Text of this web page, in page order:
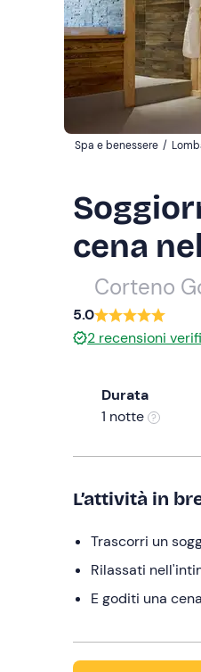
Spa e benessere /
cena
Corteno
5.0
2 recensioni
Durata
1 notte
L’attività in
Trascorri un
Rilassati
E goditi una